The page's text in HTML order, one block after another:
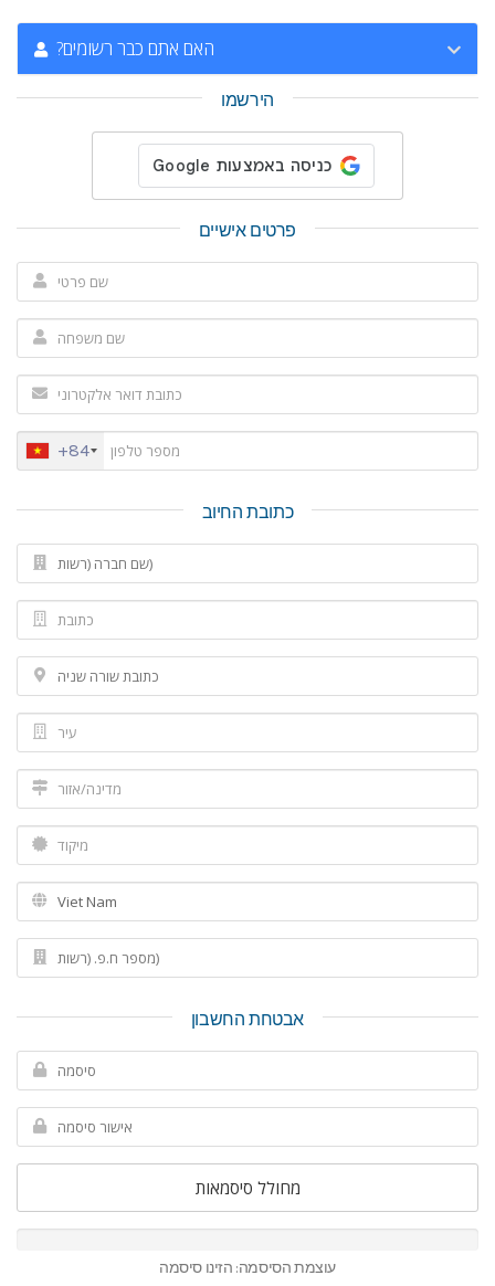
?האם אתם כבר רשומים
הירשמו
פרטים אישיים
+84
כתובת החיוב
אבטחת החשבון
מחולל סיסמאות
עוצמת הסיסמה: הזינו סיסמה